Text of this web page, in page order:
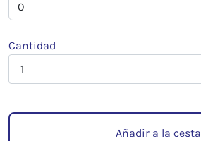
Cantidad
Añadir a la cesta